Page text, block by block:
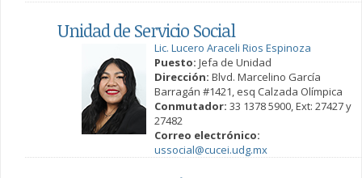
Unidad de Servicio Social
Lic. Lucero Araceli Rios Espinoza
Puesto: Jefa de Unidad
Dirección: Blvd. Marcelino García
Barragán #1421, esq Calzada Olímpica
Conmutador: 33 1378 5900, Ext: 27427 y
27482
Correo electrónico:
ussocial@cucei.udg.mx